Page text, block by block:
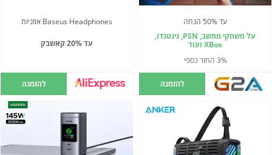
עד 50% הנחה
על משחקי מחשב, PSN, נינטנדו,
XBox ועוד
3% החזר כספי
להזמנה
Baseus Headphones אוזניות
עד 20% קאשבק
להזמנה